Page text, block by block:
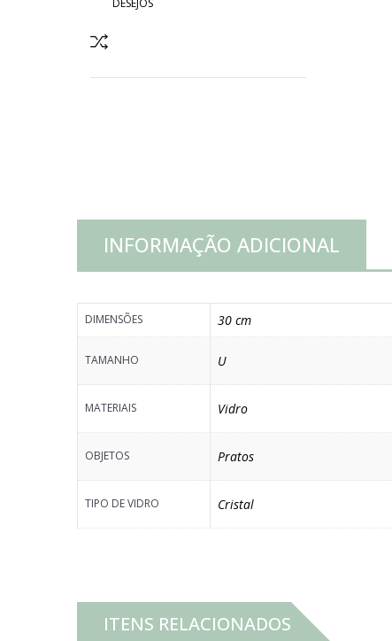
DESEJOS
INFORMAÇÃO ADICIONAL
DIMENSÕES 30 cm
TAMANHO U
MATERIAIS Vidro
OBJETOS Pratos
TIPO DE VIDRO Cristal
ITENS RELACIONADOS